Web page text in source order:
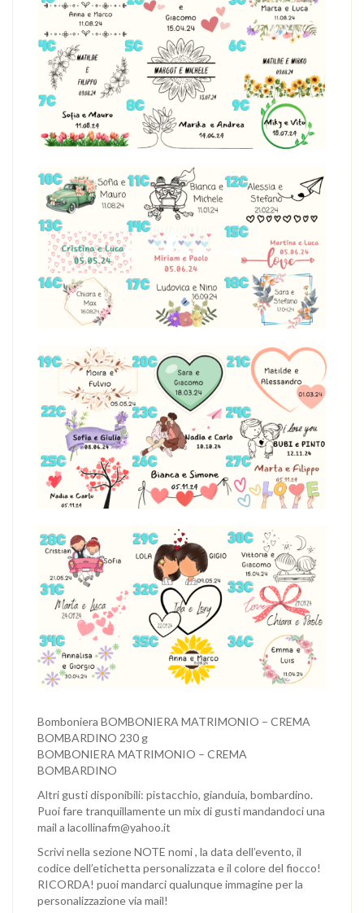
Bomboniera BOMBONIERA MATRIMONIO – CREMA
BOMBARDINO 230 g
BOMBONIERA MATRIMONIO – CREMA
BOMBARDINO
Altri gusti disponibili: pistacchio, gianduia, bombardino.
Puoi fare tranquillamente un mix di gusti mandandoci una
mail a lacollinafm@yahoo.it
Scrivi nella sezione NOTE nomi , la data dell’evento, il
codice dell’etichetta personalizzata e il colore del fiocco!
RICORDA! puoi mandarci qualunque immagine per la
personalizzazione via mail!